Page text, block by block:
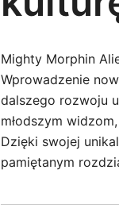
Mighty Morphin
Wprowadzenie
dalszego rozwoju
młodszym
Dzięki swojej
pamiętanym